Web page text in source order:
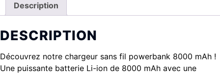
Description
DESCRIPTION
Découvrez notre chargeur sans fil powerbank 8000 mAh !
Une puissante batterie Li-ion de 8000 mAh avec une